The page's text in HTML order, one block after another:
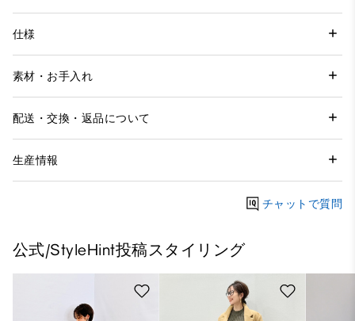
仕様
素材・お手入れ
配送・交換・返品について
生産情報
チャットで質問
公式/StyleHint投稿スタイリング